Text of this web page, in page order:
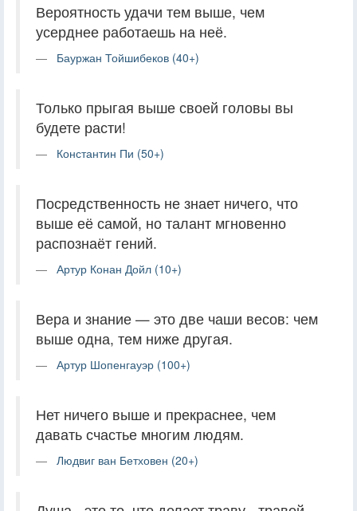
Вероятность удачи тем выше, чем
усерднее работаешь на неё.
Бауржан Тойшибеков (40+)
Только прыгая выше своей головы вы
будете расти!
Константин Пи (50+)
Посредственность не знает ничего, что
выше её самой, но талант мгновенно
распознаёт гений.
Артур Конан Дойл (10+)
Вера и знание — это две чаши весов: чем
выше одна, тем ниже другая.
Артур Шопенгауэр (100+)
Нет ничего выше и прекраснее, чем
давать счастье многим людям.
Людвиг ван Бетховен (20+)